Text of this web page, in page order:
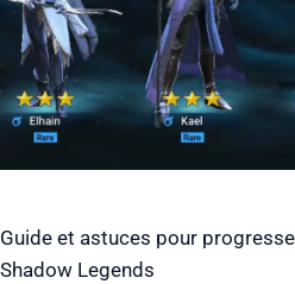
Guide et astuces pour
Shadow Legends